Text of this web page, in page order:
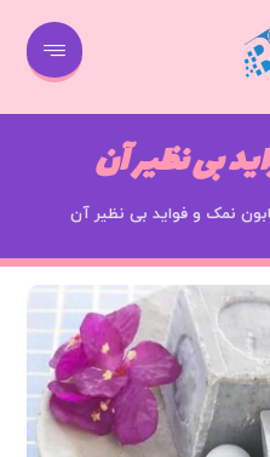
بی نظیر آن
نمک و فواید بی نظیر آن